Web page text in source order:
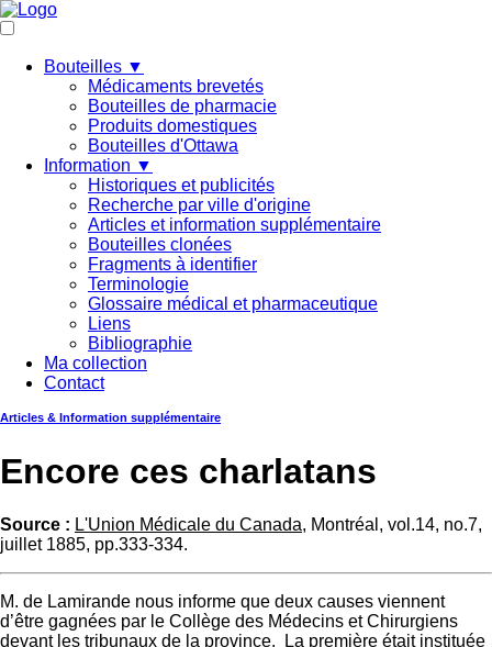
Bouteilles ▼
Médicaments brevetés
Bouteilles de pharmacie
Produits domestiques
Bouteilles d'Ottawa
Information ▼
Historiques et publicités
Recherche par ville d'origine
Articles et information supplémentaire
Bouteilles clonées
Fragments à identifier
Terminologie
Glossaire médical et pharmaceutique
Liens
Bibliographie
Ma collection
Contact
Articles & Information supplémentaire
Encore ces charlatans
Source : L'Union Médicale du Canada, Montréal, vol.14, no.7,
juillet 1885, pp.333-334.
M. de Lamirande nous informe que deux causes viennent
d’être gagnées par le Collège des Médecins et Chirurgiens
devant les tribunaux de la province. La première était instituée